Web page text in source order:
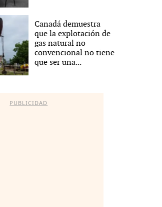
Canadá demuestra
que la explotación de
gas natural no
convencional no tiene
que ser una...
PUBLICIDAD